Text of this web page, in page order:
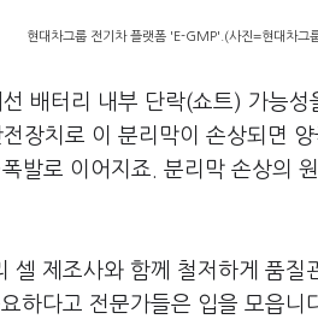
현대차그룹 전기차 플랫폼 'E-GMP'.(사진=현대차그
배터리 내부 단락(쇼트) 가능
장치로 이 분리막이 손상되면
발로 이어지죠. 분리막 손상의
셀 제조사와 함께 철저하게 품
하다고 전문가들은 입을 모읍니